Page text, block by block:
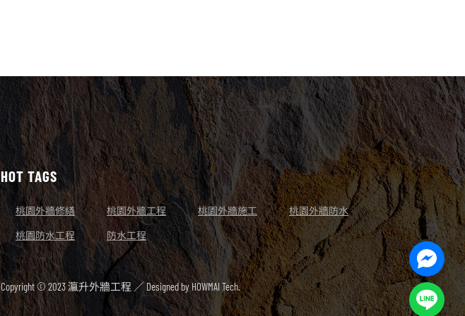
HOT TAGS
桃園外牆修繕 桃園外牆工程 桃園外牆施工 桃園外牆防水
桃園防水工程 防水工程
Copyright © 2023 瀛升外牆工程 ／ Designed byHOWMAI Tech.
Line